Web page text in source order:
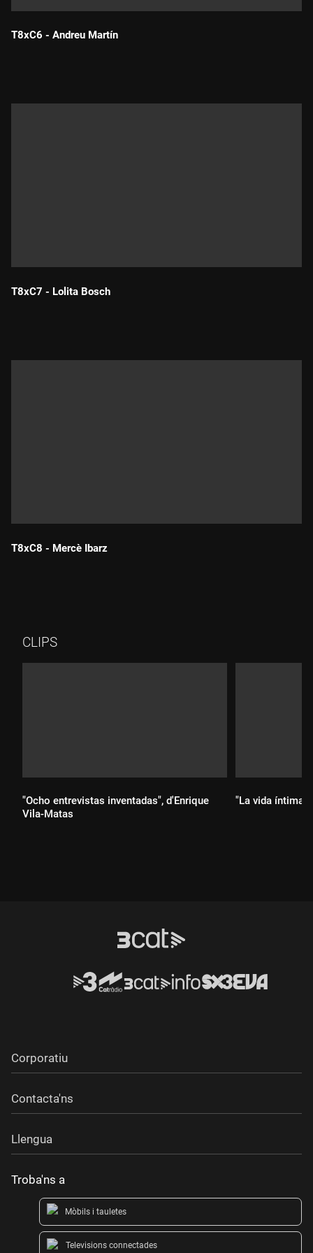
T8xC6 - Andreu Martín
T8xC7 - Lolita Bosch
T8xC8 - Mercè Ibarz
CLIPS
"Ocho entrevistas inventadas", d'Enrique
Vila-Matas
"La vida
Corporatiu
Contacta'ns
Llengua
Troba'ns a
Mòbils i tauletes
Televisions connectades